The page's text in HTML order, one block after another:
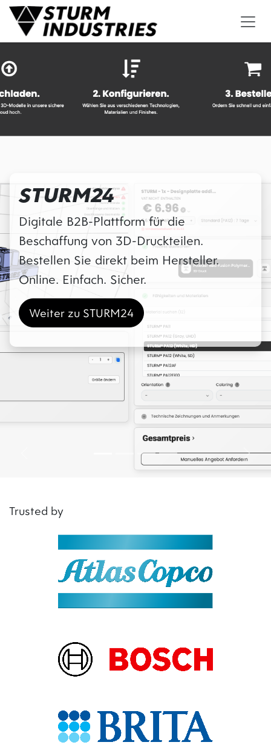
Zum Inhalt springen
STURM24
Digitale B2B-Plattform für die
Beschaffung von 3D-Druckteilen.
Bestellen Sie direkt beim Hersteller.
Online. Einfach. Sicher.
Weiter zu STURM24
Trusted by